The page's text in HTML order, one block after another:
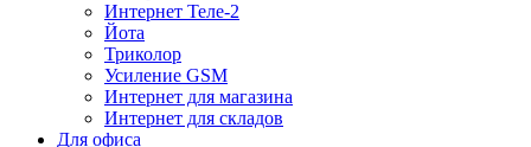
Интернет Теле-2
Йота
Триколор
Усиление GSM
Интернет для магазина
Интернет для складов
Для офиса